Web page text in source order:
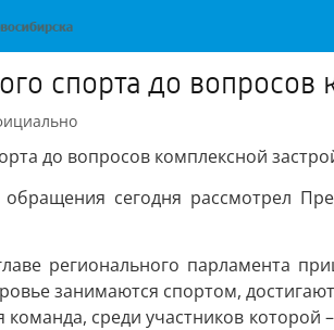
спорта до вопросов
до вопросов комплексной
обращения сегодня рассмотрел
регионального парламента
занимаются спортом,
команда, среди участников